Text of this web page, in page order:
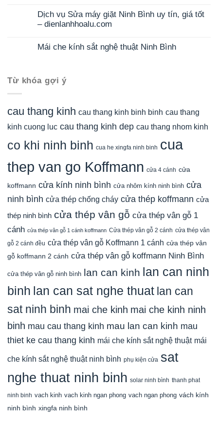
Dịch vụ Sửa máy giặt Ninh Bình uy tín, giá tốt
– dienlanhhoalu.com
Mái che kính sắt nghệ thuật Ninh Bình
Từ khóa gợi ý
cau thang kinh cau thang kinh binh binh cau thang
kinh cuong luc cau thang kinh dep cau thang nhom kinh
co khi ninh binh cua he xingfa ninh binh cua
thep van go Koffmann cửa 4 cánh cửa
koffmann cửa kính ninh bình cửa nhôm kính ninh bình cửa
ninh bình cửa thép chống cháy cửa thép koffmann cửa
thép ninh bình cửa thép vân gỗ cửa thép vân gỗ 1
cánh cửa thép vân gỗ 1 cánh koffmann Cửa thép vân gỗ 2 cánh cửa thép vân
gỗ 2 cánh đều cửa thép vân gỗ Koffmann 1 cánh cửa thép vân
gỗ koffmann 2 cánh cửa thép vân gỗ koffmann Ninh Bình
cửa thép vân gỗ ninh bình lan can kinh lan can ninh
binh lan can sat nghe thuat lan can
sat ninh binh mai che kinh mai che kinh ninh
binh mau cau thang kinh mau lan can kinh mau
thiet ke cau thang kinh mái che kính sắt nghệ thuật mái
che kính sắt nghệ thuật ninh bình phụ kiện cửa sat
nghe thuat ninh binh solar ninh bình thanh phat
ninh binh vach kinh vach kinh ngan phong vach ngan phong vách kính
ninh bình xingfa ninh bình